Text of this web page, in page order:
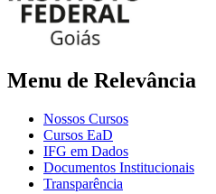
Menu de Relevância
Nossos Cursos
Cursos EaD
IFG em Dados
Documentos Institucionais
Transparência